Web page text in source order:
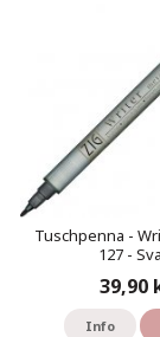
Tuschpenna -
127 -
39,90
Info